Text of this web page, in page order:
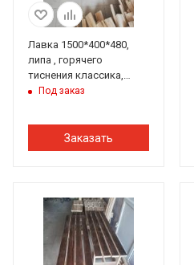
Лавка 1500*400*480,
липа , горячего
тиснения классика,
ПЭМПод заказ
Заказать